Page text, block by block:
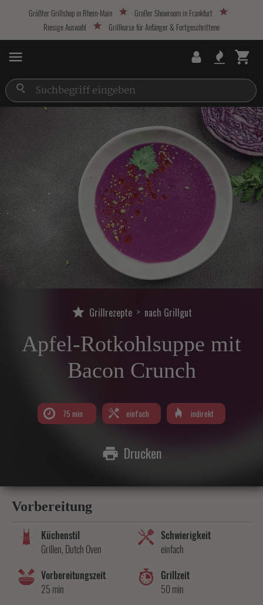
Größter Grillshop in Rhein-Main
Großer Showroom in Frankfurt
Riesige Auswahl
Grillkurse für Anfänger & Fortgeschrittene
Grillrezepte › nach Grillgut
Apfel-Rotkohlsuppe mit
Bacon Crunch
75 min einfach indirekt
Drucken
Vorbereitung
Küchenstil
Grillen, Dutch Oven
Schwierigkeit
einfach
Vorbereitungszeit
25 min
Grillzeit
50 min